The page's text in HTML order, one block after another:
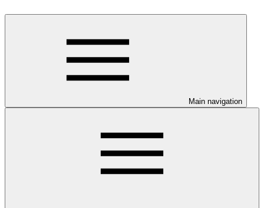
Main navigation